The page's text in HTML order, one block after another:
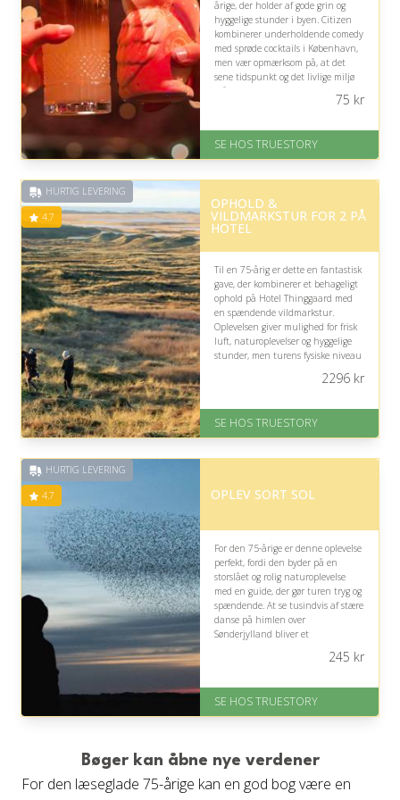
årige, der holder af gode grin og
hyggelige stunder i byen. Citizen
kombinerer underholdende comedy
med sprøde cocktails i København,
men vær opmærksom på, at det
sene tidspunkt og det livlige miljø
måske ikke passer til alle.
Eller lav digitalt gavekort med det
Fremragende Trustpilot rating
75 kr
SE HOS TRUESTORY
HURTIG LEVERING
4.7
OPHOLD &
VILDMARKSTUR FOR 2 PÅ
HOTEL
Til en 75-årig er dette en fantastisk
gave, der kombinerer et behageligt
ophold på Hotel Thinggaard med
en spændende vildmarkstur.
Oplevelsen giver mulighed for frisk
luft, naturoplevelser og hyggelige
stunder, men turens fysiske niveau
Eller lav digitalt gavekort med det
Fremragende Trustpilot rating
2296kr
SE HOS TRUESTORY
HURTIG LEVERING
4.7 OPLEV SORT SOL
For den 75-årige er denne oplevelse
perfekt, fordi den byder på en
storslået og rolig naturoplevelse
med en guide, der gør turen tryg og
spændende. At se tusindvis af stære
danse på himlen over
Sønderjylland bliver et
Eller lav digitalt gavekort med det
245 kr
SE HOS TRUESTORY
Bøger kan åbne nye verdener
For den læseglade 75-årige kan en god bog være en